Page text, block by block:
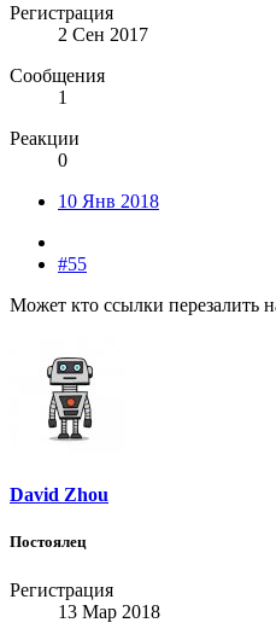
Регистрация
2 Сен 2017
Сообщения
1
Реакции
0
10 Янв 2018
#55
Может кто ссылки перезалить
David Zhou
Постоялец
Регистрация
13 Мар 2018